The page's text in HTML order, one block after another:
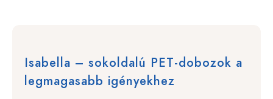
Isabella – sokoldalú PET-dobozok a
legmagasabb igényekhez